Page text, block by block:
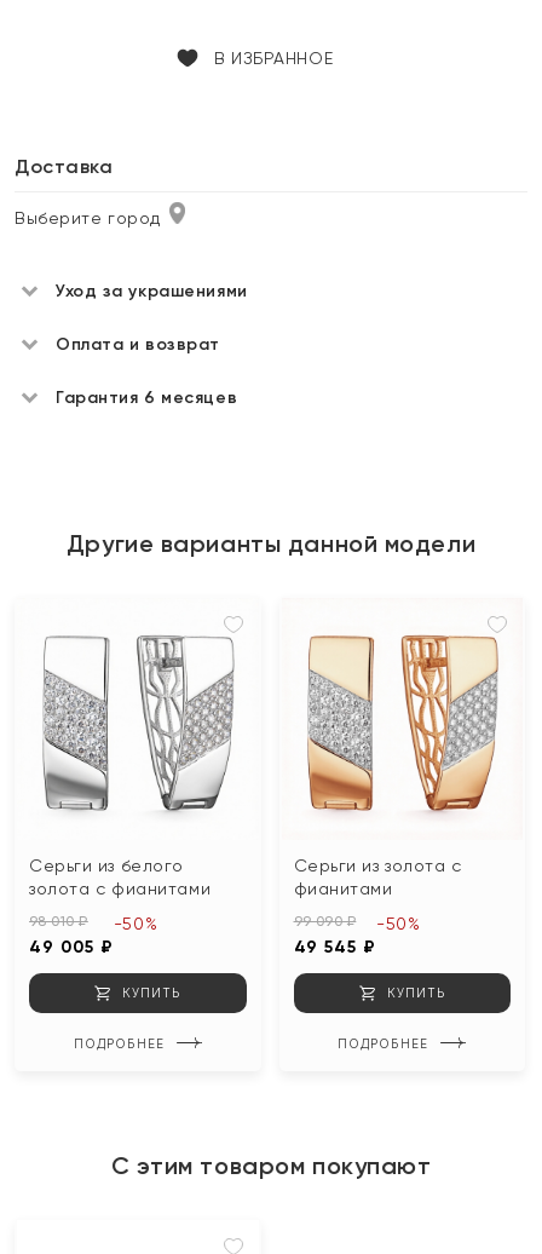
В ИЗБРАННОЕ
Доставка
Выберите город
Уход за украшениями
Оплата и возврат
Гарантия 6 месяцев
Другие варианты данной модели
Серьги из белого
золота с фианитами
98 010 ₽
49 005 ₽
-50%
КУПИТЬ
ПОДРОБНЕЕ
Серьги из золота с
фианитами
99 090 ₽
49 545 ₽
-50%
КУПИТЬ
ПОДРОБНЕЕ
С этим товаром покупают